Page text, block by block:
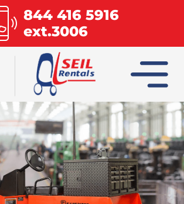
844 416 5916
ext.3006
INICIO
COLUMBIA
COMBILIFT